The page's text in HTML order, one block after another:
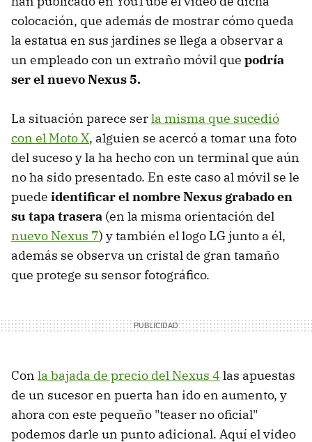
colocación, que además de mostrar cómo queda
la estatua en sus jardines se llega a observar a
un empleado con un extraño móvil que podría
ser el nuevo Nexus 5.
La situación parece serla misma que sucedió
con el Moto X, alguien se acercó a tomar una foto
del suceso y la ha hecho con un terminal que aún
no ha sido presentado. En este caso al móvil se le
puede identificar el nombre Nexus grabado en
su tapa trasera (en la misma orientación del
nuevo Nexus 7) y también el logo LG junto a él,
además se observa un cristal de gran tamaño
que protege su sensor fotográfico.
Con la bajada de precio del Nexus 4 las apuestas
de un sucesor en puerta han ido en aumento, y
ahora con este pequeño "teaser no oficial"
podemos darle un punto adicional. Aquí el video